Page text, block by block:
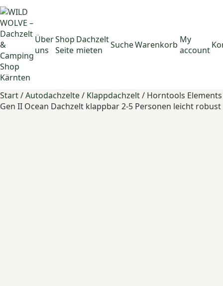
Über
uns
Shop
Seite
Dachzelt
mieten
SucheWarenkorb My
account
Start/Autodachzelte/ Klappdachzelt/ Horntools Elements
Gen II Ocean Dachzelt klappbar 2-5 Personen leicht robust